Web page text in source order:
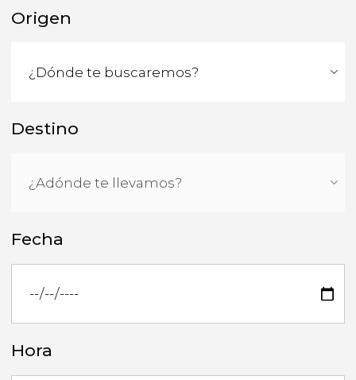
Origen
Destino
Fecha
Hora